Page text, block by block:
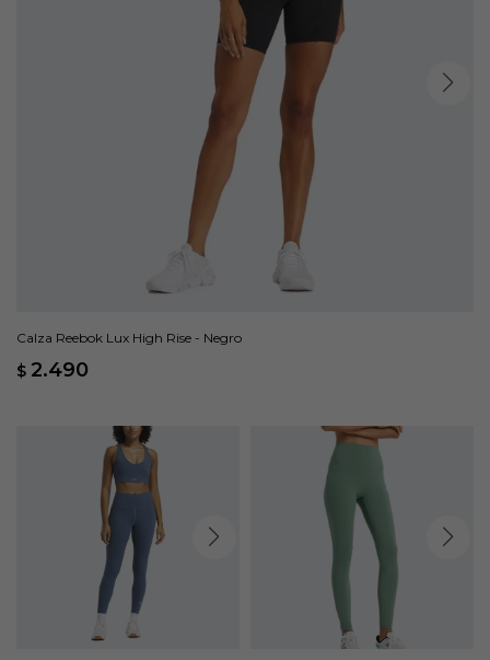
Calza Reebok Lux High Rise - Negro
$ 2.490